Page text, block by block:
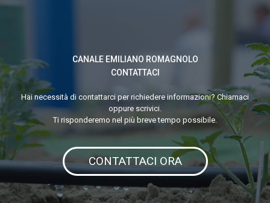
CANALE EMILIANO ROMAGNOLO
CONTATTACI
Hai necessità di contattarci per richiedere informazioni? Chiamaci
oppure scrivici.
Ti risponderemo nel più breve tempo possibile.
CONTATTACI ORA